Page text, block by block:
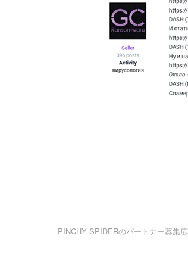
PINCHY SPIDERのパートナー募集